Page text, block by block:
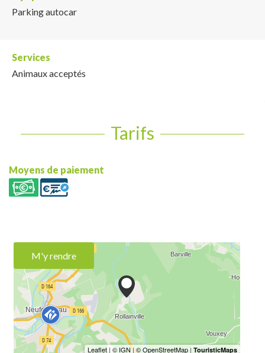
Parking autocar
Services
Animaux acceptés
Tarifs
Moyens de paiement
M'y rendre